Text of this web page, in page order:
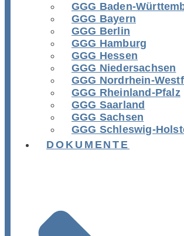
GGG Baden-
GGG Bayern
GGG Berlin
GGG Hamburg
GGG Hessen
GGG Niedersachsen
GGG Nordrhein-
GGG Rheinland-Pfalz
GGG Saarland
GGG Sachsen
GGG Schleswig-
DOKUMENTE